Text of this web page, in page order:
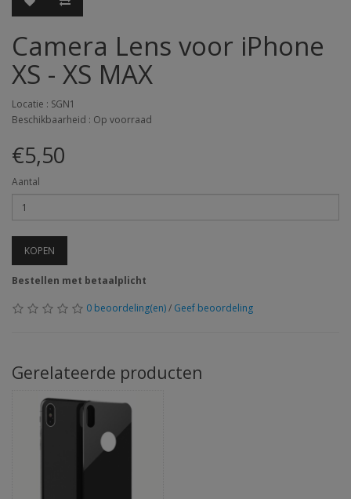
Camera Lens voor iPhone
XS - XS MAX
Locatie : SGN1
Beschikbaarheid : Op voorraad
€5,50
Aantal
KOPEN
Bestellen met betaalplicht
0 beoordeling(en)/ Geef beoordeling
Gerelateerde producten